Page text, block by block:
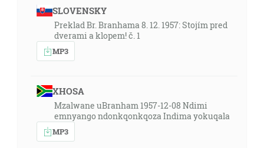
SLOVENSKY
Preklad Br. Branhama 8. 12. 1957: Stojím pred
dverami a klopem! č. 1
MP3
XHOSA
Mzalwane uBranham 1957-12-08 Ndimi
emnyango ndonkqonkqoza Indima yokuqala
MP3